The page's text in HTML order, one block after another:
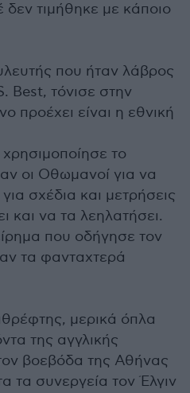
τιμήθηκε με κάποιο
που ήταν λάβρος
Best, τόνισε στην
προέχει είναι η εθνική
το
οι Οθωμανοί για να
σχέδια και μετρήσεις
και να τα λεηλατήσει.
που οδήγησε τον
τα φανταχτερά
μερικά όπλα
της αγγλικής
βοεβόδα της Αθήνας
τα συνεργεία τον Έλγιν